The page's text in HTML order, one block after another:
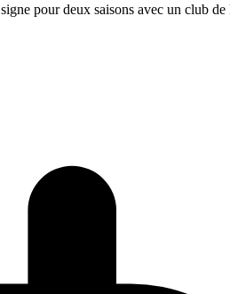
pour deux saisons avec un club de